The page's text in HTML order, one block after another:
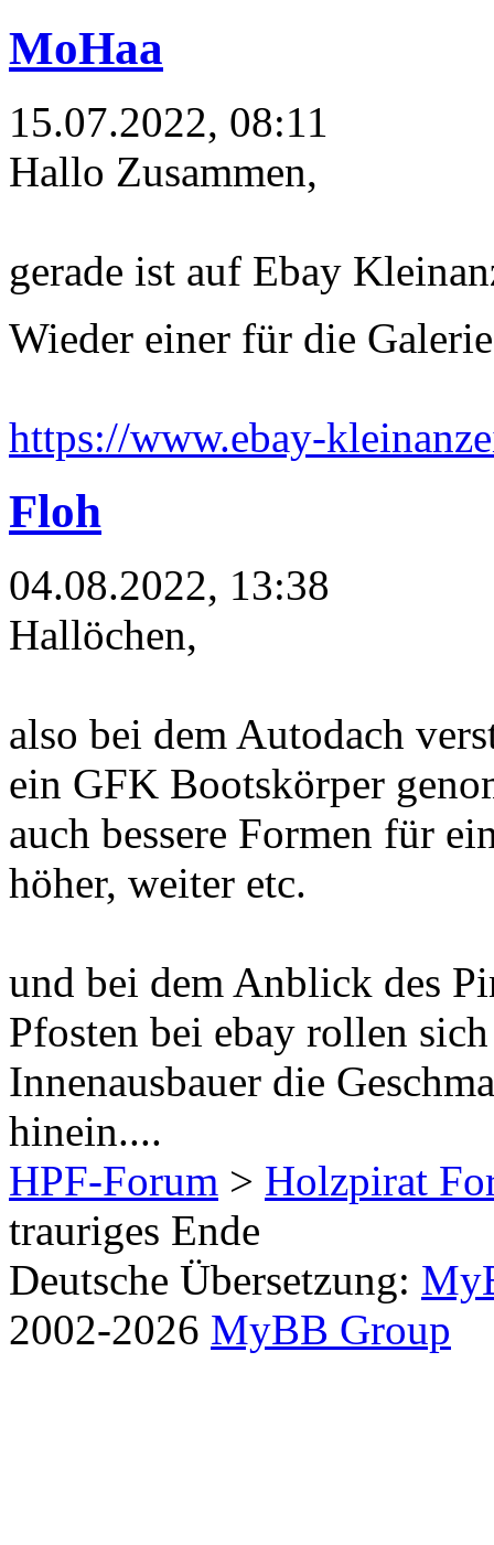
MoHaa
15.07.2022, 08:11
Hallo Zusammen,
gerade ist auf Ebay
Wieder einer für die
https://www.ebay-
Floh
04.08.2022, 13:38
Hallöchen,
also bei dem Autodach
ein GFK Bootskörper
auch bessere Formen für
höher, weiter etc.
und bei dem Anblick des
Pfosten bei ebay rollen
Innenausbauer die
hinein....
HPF-Forum > Holzpirat
trauriges Ende
Deutsche Übersetzung:
2002-2026 MyBB Group